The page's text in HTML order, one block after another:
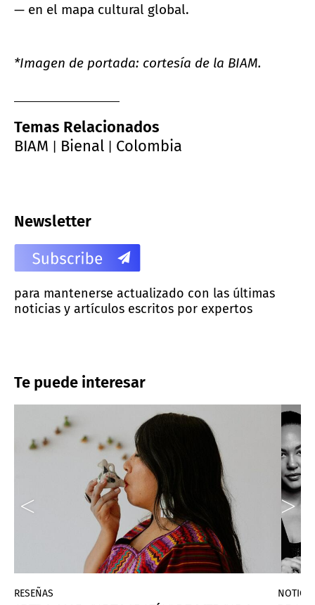
— en el mapa cultural global.
*Imagen de portada: cortesía de la BIAM.
Temas Relacionados
BIAM
Bienal Colombia
Newsletter
para mantenerse actualizado con las últimas
noticias y artículos escritos por expertos
Te puede interesar
RESEÑAS